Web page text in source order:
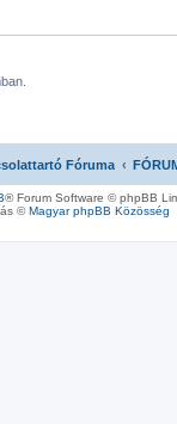
Fóruma
® Forum Software © phpBB
©Magyar phpBB Közösség